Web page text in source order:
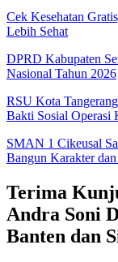
Cek Kesehatan
Lebih Sehat
DPRD Kabupaten
Nasional Tahun 2026
RSU Kota
Bakti Sosial Operasi
SMAN 1 Cikeusal
Bangun Karakter
Terima
Andra Soni
Banten dan